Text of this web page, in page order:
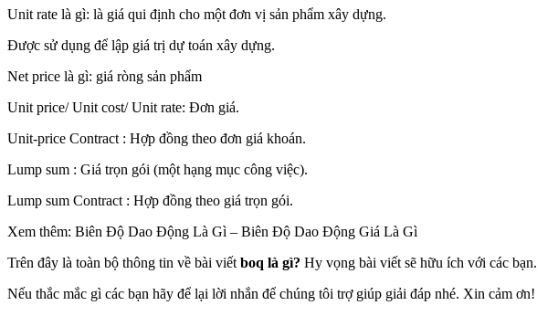
Unit rate là gì: là giá qui định cho một đơn vị sản phẩm xây dựng.
Được sử dụng để lập giá trị dự toán xây dựng.
Net price là gì: giá ròng sản phẩm
Unit price/ Unit cost/ Unit rate: Đơn giá.
Unit-price Contract : Hợp đồng theo đơn giá khoán.
Lump sum : Giá trọn gói (một hạng mục công việc).
Lump sum Contract : Hợp đồng theo giá trọn gói.
Xem thêm: Biên Độ Dao Động Là Gì – Biên Độ Dao Động Giá Là Gì
Trên đây là toàn bộ thông tin về bài viết boq là gì? Hy vọng bài viết sẽ hữu ích với các bạn.
Nếu thắc mắc gì các bạn hãy để lại lời nhắn để chúng tôi trợ giúp giải đáp nhé. Xin cảm ơn!